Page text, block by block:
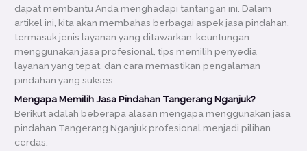
dapat membantu Anda menghadapi tantangan ini. Dalam
artikel ini, kita akan membahas berbagai aspek jasa pindahan,
termasuk jenis layanan yang ditawarkan, keuntungan
menggunakan jasa profesional, tips memilih penyedia
layanan yang tepat, dan cara memastikan pengalaman
pindahan yang sukses.
Mengapa Memilih Jasa Pindahan Tangerang Nganjuk?
Berikut adalah beberapa alasan mengapa menggunakan jasa
pindahan Tangerang Nganjuk profesional menjadi pilihan
cerdas: